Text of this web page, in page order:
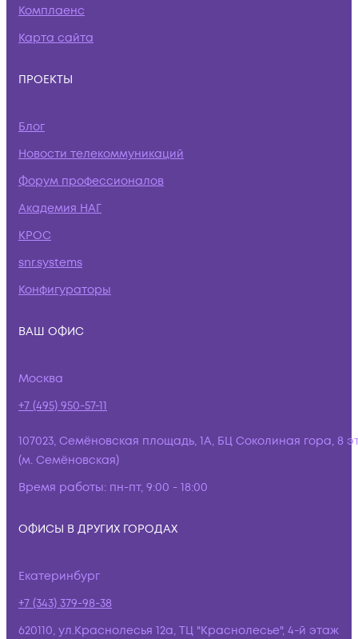
Комплаенс
Карта сайта
ПРОЕКТЫ
Блог
Новости телекоммуникаций
Форум профессионалов
Академия НАГ
КРОС
snr.systems
Конфигураторы
ВАШ ОФИС
Москва
+7 (495) 950-57-11
107023, Семёновская площадь, 1А, БЦ Соколиная гора, 8
(м. Семёновская)
Время работы: пн-пт, 9:00 - 18:00
ОФИСЫ В ДРУГИХ ГОРОДАХ
Екатеринбург
+7 (343) 379-98-38
620110, ул.Краснолесья 12а, ТЦ "Краснолесье", 4-й этаж